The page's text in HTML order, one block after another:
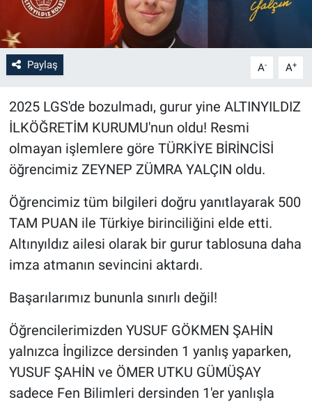
Paylaş A- A+
2025 LGS'de bozulmadı, gurur yine ALTINYILDIZ
İLKÖĞRETİM KURUMU'nun oldu! Resmi
olmayan işlemlere göre TÜRKİYE BİRİNCİSİ
öğrencimiz ZEYNEP ZÜMRA YALÇIN oldu.
Öğrencimiz tüm bilgileri doğru yanıtlayarak 500
TAM PUAN ile Türkiye birinciliğini elde etti.
Altınyıldız ailesi olarak bir gurur tablosuna daha
imza atmanın sevincini aktardı.
Başarılarımız bununla sınırlı değil!
Öğrencilerimizden YUSUF GÖKMEN ŞAHİN
yalnızca İngilizce dersinden 1 yanlış yaparken,
YUSUF ŞAHİN ve ÖMER UTKU GÜMÜŞAY
sadece Fen Bilimleri dersinden 1'er yanlışla
Medya
Bilim-Tek
Teknoloji
Röportaj
Kayseri
Niğde
Yerel
Genel